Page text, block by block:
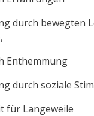
durch bewegten
Enthemmung
durch soziale
für Langeweile